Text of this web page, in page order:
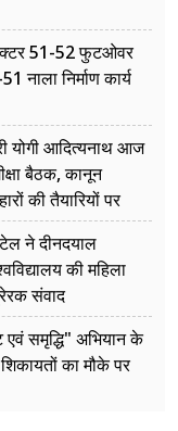
51-52 फुटओवर
नाला निर्माण कार्य
योगी आदित्यनाथ आज
बैठक, कानून
की तैयारियों पर
ने दीनदयाल
की महिला
संवाद
समृद्धि" अभियान के
का मौके पर